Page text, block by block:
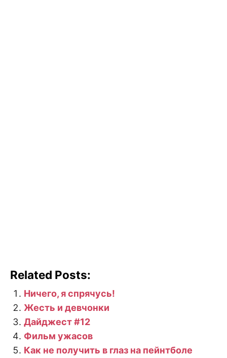
Related Posts:
Ничего, я спрячусь!
Жесть и девчонки
Дайджест #12
Фильм ужасов
Как не получить в глаз на пейнтболе